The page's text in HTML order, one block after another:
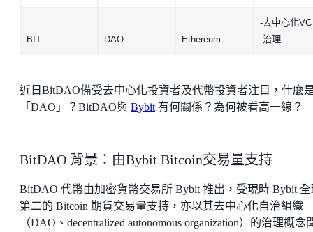
BIT DAO Ethereum
-去中心化VC
-治理
近日BitDAO備受去中心化投資者及代幣投資者注目，什麼
「DAO」？BitDAO與 Bybit 有何關係？為何被看高一線？
BitDAO 背景：由Bybit Bitcoin交易量支持
BitDAO 代幣由加密貨幣交易所 Bybit 推出，受現時 Bybit 全
第二的 Bitcoin 期貨交易量支持，亦以其去中心化自治組織
（DAO、decentralized autonomous organization）的治理概念